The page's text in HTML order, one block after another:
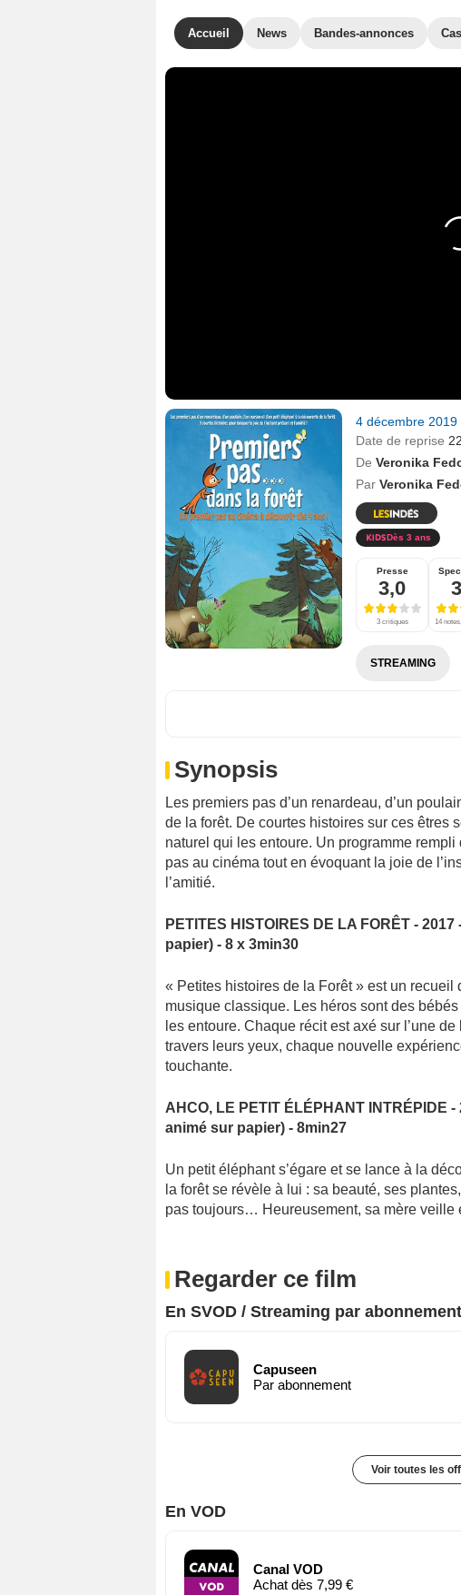
Accueil News Bandes-annonces
4 décembre 2019
Date de reprise
De Veronika
Par Veronika
Dès 3 ans
Presse
3,0
3 critiques 14
STREAMING
Synopsis
Les premiers pas d’un renardeau, d’un
de la forêt. De courtes histoires sur ces êtres
naturel qui les entoure. Un programme
pas au cinéma tout en évoquant la joie de
l’amitié.
PETITES HISTOIRES DE LA FORÊT -
papier) - 8 x 3min30
« Petites histoires de la Forêt » est un
musique classique. Les héros sont des
les entoure. Chaque récit est axé sur l’une
travers leurs yeux, chaque nouvelle
touchante.
AHCO, LE PETIT ÉLÉPHANT INTRÉPIDE
animé sur papier) - 8min27
Un petit éléphant s’égare et se lance à la
la forêt se révèle à lui : sa beauté, ses
pas toujours… Heureusement, sa mère veille
Regarder ce film
En SVOD / Streaming par abonnement
Capuseen
Par abonnement
Voir toutes les
En VOD
Canal VOD
Achat dès 7,99 €